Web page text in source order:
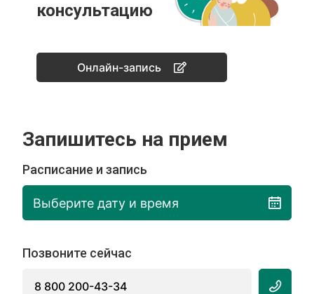
консультацию
Онлайн-запись
Запишитесь на прием
Расписание и запись
Выберите дату и время
Позвоните сейчас
8 800 200-43-34